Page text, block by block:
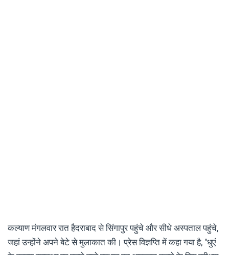
कल्याण मंगलवार रात हैदराबाद से सिंगापुर पहुंचे और सीधे अस्पताल पहुंचे,
जहां उन्होंने अपने बेटे से मुलाकात की। प्रेस विज्ञप्ति में कहा गया है, "धुएं